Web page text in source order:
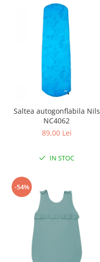
Saltea autogonflabila Nils
NC4062
89,00 Lei
IN STOC
-54%